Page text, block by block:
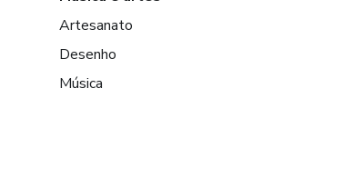
Artesanato
Desenho
Música